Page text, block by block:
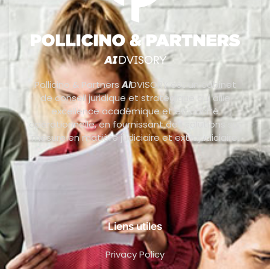
Pollicino & PartnersAIDVISORY est un cabinet
de conseil juridique et stratégique qui allie
excellence académique et efficacité
opérationnelle, en fournissant des solutions sur
mesure en matière judiciaire et extrajudiciaire.
Liens utiles
Privacy Policy